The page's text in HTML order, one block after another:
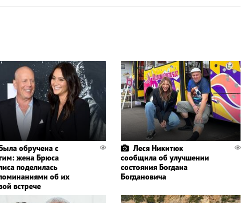
обручена с
жена Брюса
поделилась
об их
встрече
Леся Никитюк
сообщила об улучшении
состояния Богдана
Богдановича